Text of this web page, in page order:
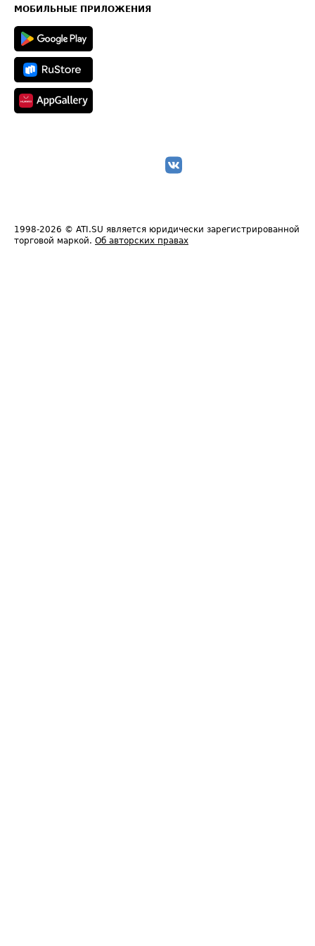
Техническая информация
МОБИЛЬНЫЕ ПРИЛОЖЕНИЯ
1998-2026 © ATI.SU является юридически зарегистрированной
торговой маркой. Об авторских правах